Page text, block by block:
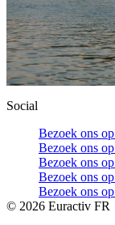
Social
Bezoek ons
Bezoek ons
Bezoek ons
Bezoek ons
Bezoek ons
© 2026 Euractiv FR